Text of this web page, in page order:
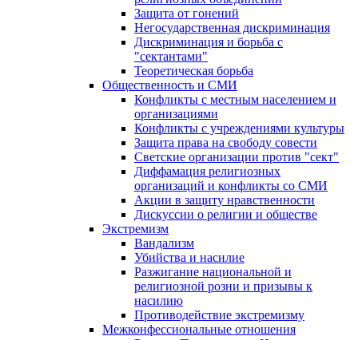
Защита от гонений
Негосударственная дискриминация
Дискриминация и борьба с
"сектантами"
Теоретическая борьба
Общественность и СМИ
Конфликты с местным населением и
организациями
Конфликты с учреждениями культуры
Защита права на свободу совести
Светские организации против "сект"
Диффамация религиозных
организаций и конфликты со СМИ
Акции в защиту нравственности
Дискуссии о религии и обществе
Экстремизм
Вандализм
Убийства и насилие
Разжигание национальной и
религиозной розни и призывы к
насилию
Противодействие экстремизму
Межконфессиональные отношения